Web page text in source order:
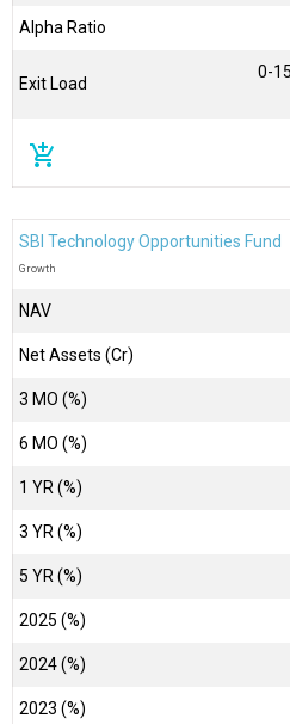
Alpha Ratio
Exit Load
0-
add_shopping_cart
SBI Technology Opportunities Fund
Growth
NAV
Net Assets (Cr)
3 MO (%)
6 MO (%)
1 YR (%)
3 YR (%)
5 YR (%)
2025 (%)
2024 (%)
2023 (%)